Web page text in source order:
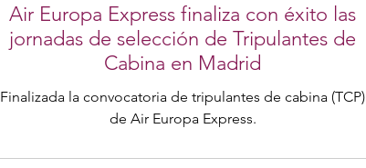
Air Europa Express finaliza con éxito las
jornadas de selección de Tripulantes de
Cabina en Madrid
Finalizada la convocatoria de tripulantes de cabina (TCP)
de Air Europa Express.